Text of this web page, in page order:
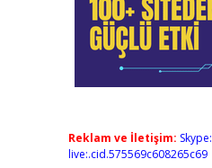
Reklam ve İletişim: Skype:
live:.cid.575569c608265c69